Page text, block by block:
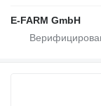
E-FARM GmbH